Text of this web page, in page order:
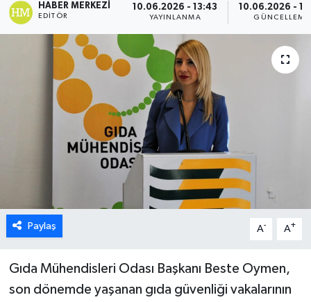
HABER MERKEZI
EDITÖR
10.06.2026 - 13:43
YAYINLANMA
10.06.2026 -
GÜNCELLEME
Paylaş A- A+
Gıda Mühendisleri Odası Başkanı Beste Oymen,
son dönemde yaşanan gıda güvenliği vakalarının
GAZİMAĞUSA
GİRNE
GÜNDEM
GÜNEY KIBRIS
KÜLTÜR SANAT
LEFKOŞA